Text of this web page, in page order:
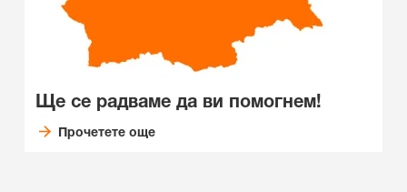
Ще се радваме да ви помогнем!
Прочетете още